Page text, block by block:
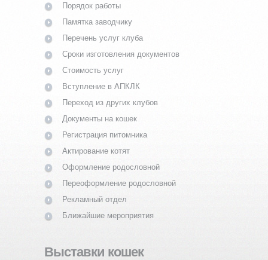
Порядок работы
Памятка заводчику
Перечень услуг клуба
Сроки изготовления документов
Стоимость услуг
Вступление в АПКЛК
Переход из других клубов
Документы на кошек
Регистрация питомника
Актирование котят
Оформление родословной
Переоформление родословной
Рекламный отдел
Ближайшие мероприятия
Выставки кошек